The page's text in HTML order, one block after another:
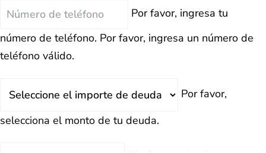
Teléfono
Por favor, ingresa tu
número de teléfono. Por favor, ingresa un número de
teléfono válido.
Por favor,
selecciona el monto de tu deuda.